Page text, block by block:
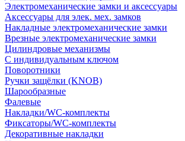
Электромеханические замки и аксессуары
Аксессуары для элек. мех. замков
Накладные электромеханические замки
Врезные электромеханические замки
Цилиндровые механизмы
С индивидуальным ключом
Поворотники
Ручки защёлки (KNOB)
Шарообразные
Фалевые
Накладки/WC-комплекты
Фиксаторы/WC-комплекты
Декоративные накладки